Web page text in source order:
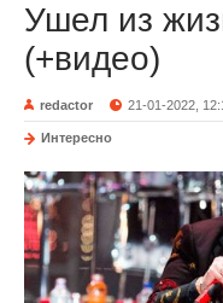
Ушел из
(+видео)
redactor 21-01-2022,
Интересно